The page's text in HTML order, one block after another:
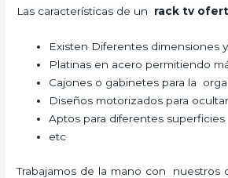
Las características de un rack tv
Existen Diferentes dimensiones
Platinas en acero permitiendo
Cajones o gabinetes para la
Diseños motorizados para
Aptos para diferentes superficies
etc
Trabajamos de la mano con nuestros